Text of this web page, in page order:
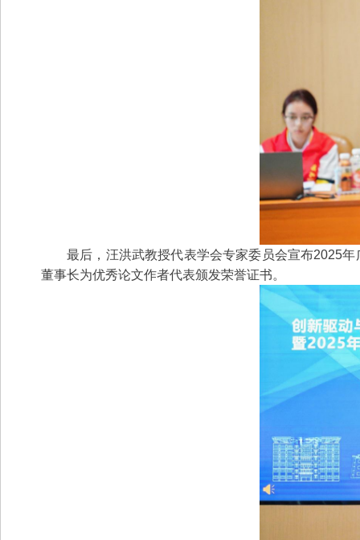
最后，汪洪武教授代表学会专家委员会宣布2025
董事长为优秀论文作者代表颁发荣誉证书。